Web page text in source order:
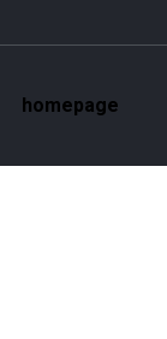
homepage